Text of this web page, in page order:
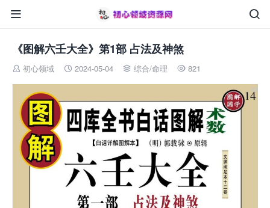


《图解六壬大全》第1部 占法及神煞
 初心领域  2024-05-04  综合/命理  821